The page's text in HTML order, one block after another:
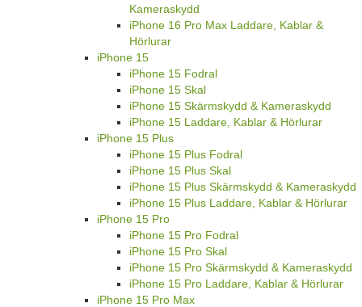
Kameraskydd
iPhone 16 Pro Max Laddare, Kablar &
Hörlurar
iPhone 15
iPhone 15 Fodral
iPhone 15 Skal
iPhone 15 Skärmskydd & Kameraskydd
iPhone 15 Laddare, Kablar & Hörlurar
iPhone 15 Plus
iPhone 15 Plus Fodral
iPhone 15 Plus Skal
iPhone 15 Plus Skärmskydd & Kameraskydd
iPhone 15 Plus Laddare, Kablar & Hörlurar
iPhone 15 Pro
iPhone 15 Pro Fodral
iPhone 15 Pro Skal
iPhone 15 Pro Skärmskydd & Kameraskydd
iPhone 15 Pro Laddare, Kablar & Hörlurar
iPhone 15 Pro Max